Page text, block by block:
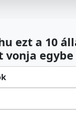
ezt a 10
egybe